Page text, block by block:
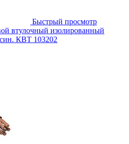
Быстрый просмотр
втулочный изолированный
КВТ 103202